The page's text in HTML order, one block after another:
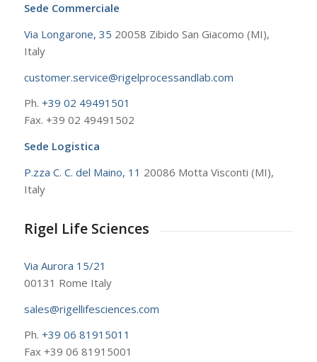
Sede Commerciale
Via Longarone, 35 20058 Zibido San Giacomo (MI),
Italy
customer.service@rigelprocessandlab.com
Ph. +39 02 49491501
Fax. +39 02 49491502
Sede Logistica
P.zza C. C. del Maino, 11 20086 Motta Visconti (MI),
Italy
Rigel Life Sciences
Via Aurora 15/21
00131 Rome Italy
sales@rigellifesciences.com
Ph. +39 06 81915011
Fax +39 06 81915001